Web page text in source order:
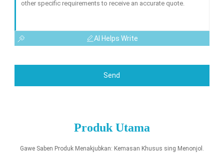
AI Helps Write
Send
Produk Utama
Gawe Saben Produk Menakjubkan: Kemasan Khusus sing Menonjol.